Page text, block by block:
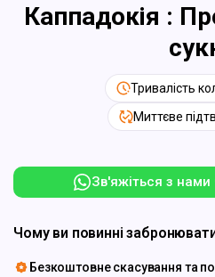
Каппадокія :
Тривалість
Миттєве
Зв'яжіться з
Чому ви повинні
Безкоштовне скасування та